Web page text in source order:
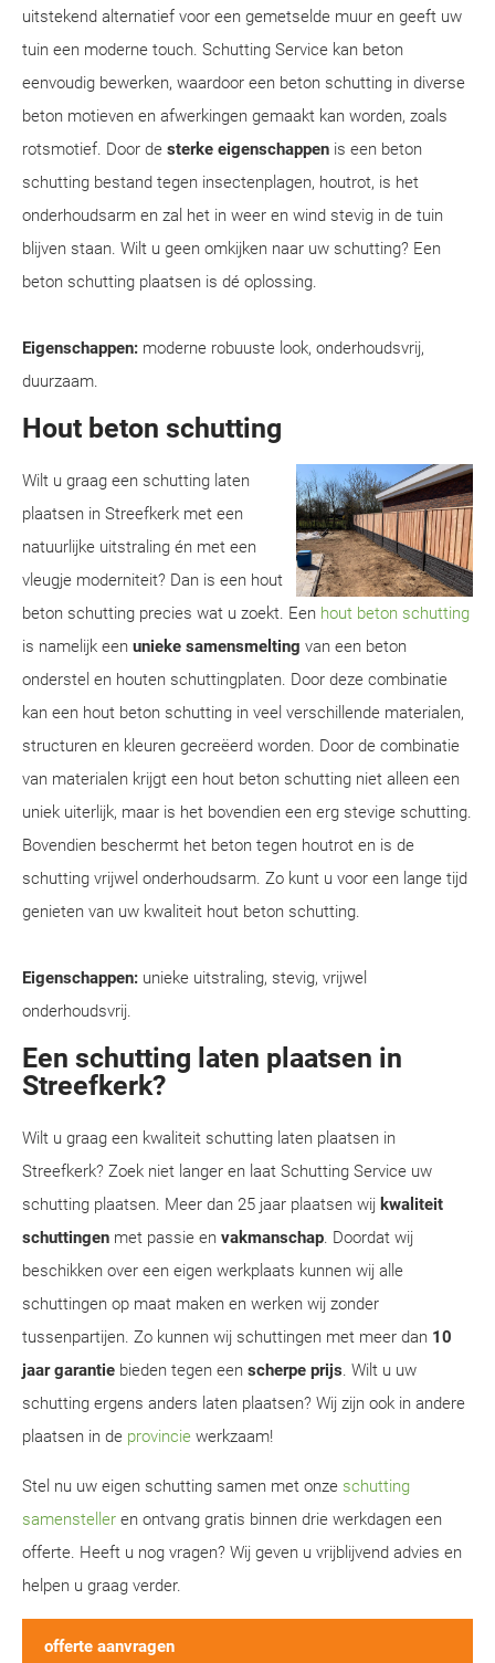
uitstekend alternatief voor een gemetselde muur en geeft uw
tuin een moderne touch. Schutting Service kan beton
eenvoudig bewerken, waardoor een beton schutting in diverse
beton motieven en afwerkingen gemaakt kan worden, zoals
rotsmotief. Door de sterke eigenschappen is een beton
schutting bestand tegen insectenplagen, houtrot, is het
onderhoudsarm en zal het in weer en wind stevig in de tuin
blijven staan. Wilt u geen omkijken naar uw schutting? Een
beton schutting plaatsen is dé oplossing.
Eigenschappen: moderne robuuste look, onderhoudsvrij,
duurzaam.
Hout beton schutting
Wilt u graag een schutting laten
plaatsen in Streefkerk met een
natuurlijke uitstraling én met een
vleugje moderniteit? Dan is een hout
beton schutting precies wat u zoekt. Een hout beton schutting
is namelijk een unieke samensmelting van een beton
onderstel en houten schuttingplaten. Door deze combinatie
kan een hout beton schutting in veel verschillende materialen,
structuren en kleuren gecreëerd worden. Door de combinatie
van materialen krijgt een hout beton schutting niet alleen een
uniek uiterlijk, maar is het bovendien een erg stevige schutting.
Bovendien beschermt het beton tegen houtrot en is de
schutting vrijwel onderhoudsarm. Zo kunt u voor een lange tijd
genieten van uw kwaliteit hout beton schutting.
Eigenschappen: unieke uitstraling, stevig, vrijwel
onderhoudsvrij.
Een schutting laten plaatsen in
Streefkerk?
Wilt u graag een kwaliteit schutting laten plaatsen in
Streefkerk? Zoek niet langer en laat Schutting Service uw
schutting plaatsen. Meer dan 25 jaar plaatsen wij kwaliteit
schuttingen met passie en vakmanschap. Doordat wij
beschikken over een eigen werkplaats kunnen wij alle
schuttingen op maat maken en werken wij zonder
tussenpartijen. Zo kunnen wij schuttingen met meer dan 10
jaar garantie bieden tegen een scherpe prijs. Wilt u uw
schutting ergens anders laten plaatsen? Wij zijn ook in andere
plaatsen in de provincie werkzaam!
Stel nu uw eigen schutting samen met onze schutting
samensteller en ontvang gratis binnen drie werkdagen een
offerte. Heeft u nog vragen? Wij geven u vrijblijvend advies en
helpen u graag verder.
offerte aanvragen